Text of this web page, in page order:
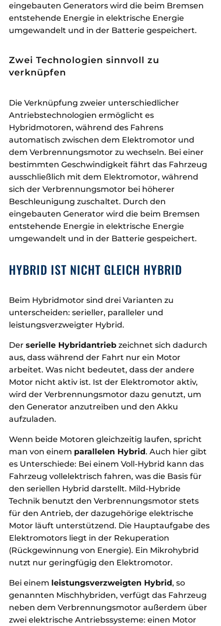
eingebauten Generators wird die beim Bremsen
entstehende Energie in elektrische Energie
umgewandelt und in der Batterie gespeichert.
Zwei Technologien sinnvoll zu
verknüpfen
Die Verknüpfung zweier unterschiedlicher
Antriebstechnologien ermöglicht es
Hybridmotoren, während des Fahrens
automatisch zwischen dem Elektromotor und
dem Verbrennungsmotor zu wechseln. Bei einer
bestimmten Geschwindigkeit fährt das Fahrzeug
ausschließlich mit dem Elektromotor, während
sich der Verbrennungsmotor bei höherer
Beschleunigung zuschaltet. Durch den
eingebauten Generator wird die beim Bremsen
entstehende Energie in elektrische Energie
umgewandelt und in der Batterie gespeichert.
HYBRID IST NICHT GLEICH HYBRID
Beim Hybridmotor sind drei Varianten zu
unterscheiden: serieller, paralleler und
leistungsverzweigter Hybrid.
Der serielle Hybridantrieb zeichnet sich dadurch
aus, dass während der Fahrt nur ein Motor
arbeitet. Was nicht bedeutet, dass der andere
Motor nicht aktiv ist. Ist der Elektromotor aktiv,
wird der Verbrennungsmotor dazu genutzt, um
den Generator anzutreiben und den Akku
aufzuladen.
Wenn beide Motoren gleichzeitig laufen, spricht
man von einem parallelen Hybrid. Auch hier gibt
es Unterschiede: Bei einem Voll-Hybrid kann das
Fahrzeug vollelektrisch fahren, was die Basis für
den seriellen Hybrid darstellt. Mild-Hybride
Technik benutzt den Verbrennungsmotor stets
für den Antrieb, der dazugehörige elektrische
Motor läuft unterstützend. Die Hauptaufgabe des
Elektromotors liegt in der Rekuperation
(Rückgewinnung von Energie). Ein Mikrohybrid
nutzt nur geringfügig den Elektromotor.
Bei einem leistungsverzweigten Hybrid, so
genannten Mischhybriden, verfügt das Fahrzeug
neben dem Verbrennungsmotor außerdem über
zwei elektrische Antriebssysteme: einen Motor